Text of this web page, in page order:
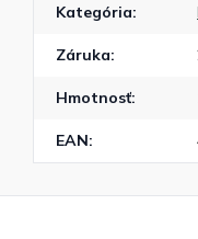
Kategória:
Záruka:
Hmotnosť:
EAN: